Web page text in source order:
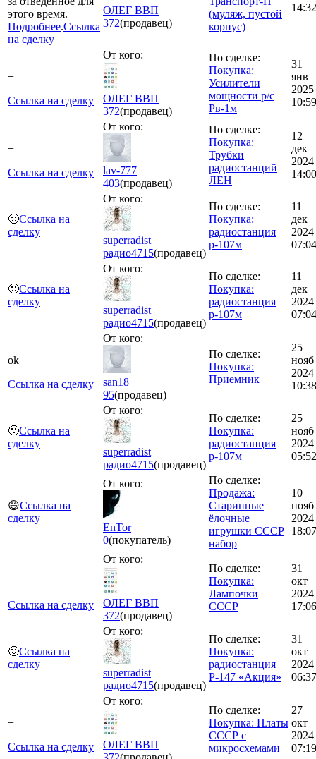
этого время.
Подробнее.Ссылка
на сделку
ОЛЕГ ВВП
372(продавец)
(муляж, пустой
корпус)
14:32
+
Ссылка на сделку
От кого:
ОЛЕГ ВВП
372(продавец)
По сделке:
Покупка:
Усилители
мощности р/с
Рв-1м
31
янв
2025
10:59
+
Ссылка на сделку
От кого:
lav-777
403(продавец)
По сделке:
Покупка:
Трубки
радиостанций
ЛЕН
12
дек
2024
14:00
🙂Ссылка на
сделку
От кого:
superradist
радио4715(продавец)
По сделке:
Покупка:
радиостанция
р-107м
11
дек
2024
07:04
🙂Ссылка на
сделку
От кого:
superradist
радио4715(продавец)
По сделке:
Покупка:
радиостанция
р-107м
11
дек
2024
07:04
ok
Ссылка на сделку
От кого:
san18
95(продавец)
По сделке:
Покупка:
Приемник
25
нояб
2024
10:38
🙂Ссылка на
сделку
От кого:
superradist
радио4715(продавец)
По сделке:
Покупка:
радиостанция
р-107м
25
нояб
2024
05:52
😄Ссылка на
сделку
От кого:
EnTor
0(покупатель)
По сделке:
Продажа:
Старинные
ёлочные
игрушки СССР
набор
10
нояб
2024
18:07
+
Ссылка на сделку
От кого:
ОЛЕГ ВВП
372(продавец)
По сделке:
Покупка:
Лампочки
СССР
31
окт
2024
17:06
🙂Ссылка на
сделку
От кого:
superradist
радио4715(продавец)
По сделке:
Покупка:
радиостанция
Р-147 «Акция»
31
окт
2024
06:37
+
Ссылка на сделку
От кого:
ОЛЕГ ВВП
По сделке:
Покупка: Платы
СССР с
микросхемами
27
окт
2024
07:19